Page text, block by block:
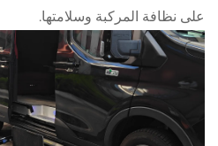
على نظافة المركبة وسلامتها.